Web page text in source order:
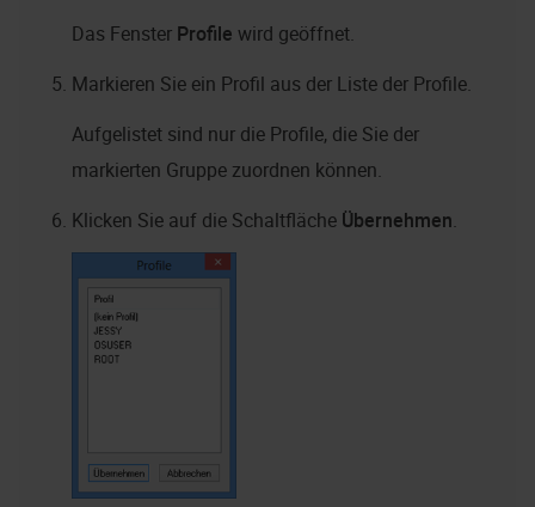
Das Fenster Profile wird geöffnet.
Markieren Sie ein Profil aus der Liste der Profile.
Aufgelistet sind nur die Profile, die Sie der
markierten Gruppe zuordnen können.
Klicken Sie auf die Schaltfläche Übernehmen.